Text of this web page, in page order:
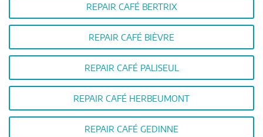
REPAIR CAFÉ BERTRIX
REPAIR CAFÉ BIÈVRE
REPAIR CAFÉ PALISEUL
REPAIR CAFÉ HERBEUMONT
REPAIR CAFÉ GEDINNE